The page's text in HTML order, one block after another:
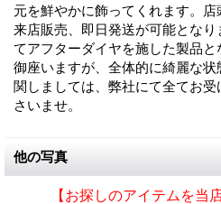
元を鮮やかに飾ってくれます。
来店販売、即日発送が可能とな
てアフターダイヤを施した製品
御座いますが、全体的に綺麗な
関しましては、弊社にて全てお
さいませ。
他の写真
【お探しのアイテムを当